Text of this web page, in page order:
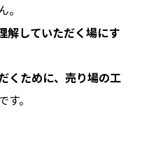
解していただく場にす
くために、売り場の工
す。